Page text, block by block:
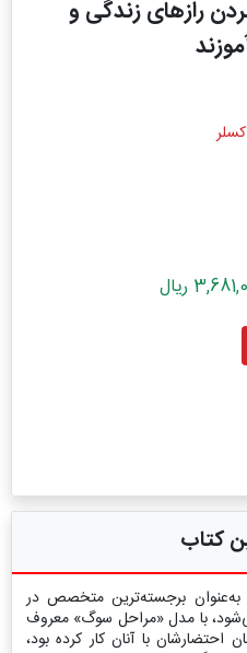
رازهای زندگی و
کتاب
به‌عنوان برجسته‌ترین متخصص در
با مدل «مراحل سوگ» معروف
احتضارشان با آنان کار کرده بود،